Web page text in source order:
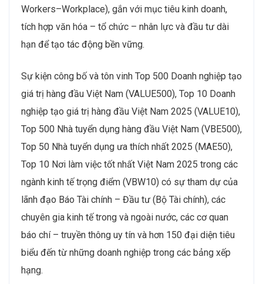
Workers–Workplace), gắn với mục tiêu kinh doanh,
tích hợp văn hóa – tổ chức – nhân lực và đầu tư dài
hạn để tạo tác động bền vững.
Sự kiện công bố và tôn vinh Top 500 Doanh nghiệp tạo
giá trị hàng đầu Việt Nam (VALUE500), Top 10 Doanh
nghiệp tạo giá trị hàng đầu Việt Nam 2025 (VALUE10),
Top 500 Nhà tuyển dụng hàng đầu Việt Nam (VBE500),
Top 50 Nhà tuyển dụng ưa thích nhất 2025 (MAE50),
Top 10 Nơi làm việc tốt nhất Việt Nam 2025 trong các
ngành kinh tế trọng điểm (VBW10) có sự tham dự của
lãnh đạo Báo Tài chính – Đầu tư (Bộ Tài chính), các
chuyên gia kinh tế trong và ngoài nước, các cơ quan
báo chí – truyền thông uy tín và hơn 150 đại diện tiêu
biểu đến từ những doanh nghiệp trong các bảng xếp
hạng.